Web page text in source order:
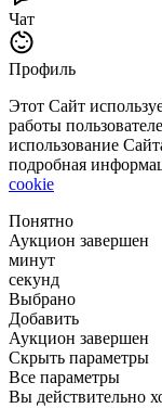
Чат
Профиль
Этот Сайт
работы
использование
подробная
cookie
Понятно
Аукцион завершен
минут
секунд
Выбрано
Добавить
Аукцион завершен
Скрыть параметры
Все параметры
Вы действительно